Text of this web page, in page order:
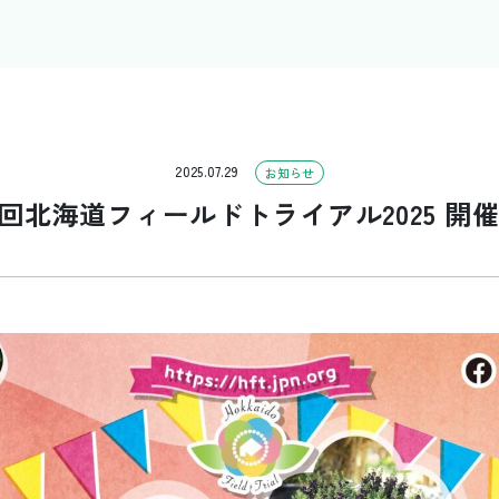
2025.07.29 お知らせ
北海道フィールドトライアル2025 開